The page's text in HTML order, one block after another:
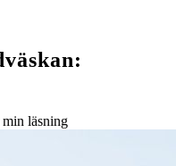
min läsning